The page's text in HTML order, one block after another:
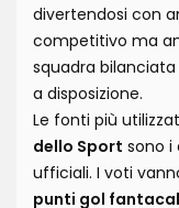
divertendosi con
competitivo ma
squadra
a disposizione.
Le fonti più
dello Sport sono i
ufficiali. I voti
punti gol